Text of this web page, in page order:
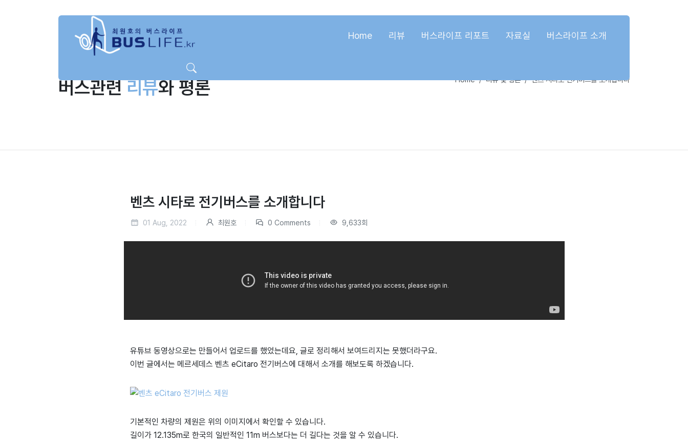
Home 리뷰 버스라이프 리포트 자료실 버스라이프 소개
버스관련리뷰와 평론 Home 리뷰 및 평론 벤츠 시타로 전기버스를 소개합니다
벤츠 시타로 전기버스를 소개합니다
01 Aug, 2022 최원호 0 Comments 9,633회
유튜브 동영상으로는 만들어서 업로드를 했었는데요, 글로 정리해서 보여드리지는 못했더라구요.
이번 글에서는 메르세데스 벤츠 eCitaro 전기버스에 대해서 소개를 해보도록 하겠습니다.
기본적인 차량의 제원은 위의 이미지에서 확인할 수 있습니다.
길이가 12.135m로 한국의 일반적인 11m 버스보다는 더 길다는 것을 알 수 있습니다.